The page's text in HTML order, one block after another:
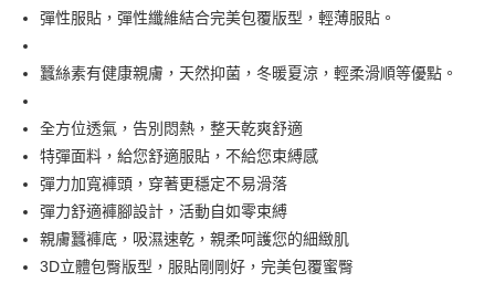
相關說明
2.付款方式選擇「大哥付你分期」，訂單成立後會自動跳轉到大哥付的交易
3.實際核准額度、可分期數及費用金額請依後續交易確認頁面所載為準。
4.訂單成立30分鐘內，如未前往確認交易或遇審核未通過，訂單將自動取
消。如遇「轉專審核」未通過狀況，表示未達大哥付你分期系統評分，恕無
法說明評估內容。
【繳款方式說明】
1.分期款項不併入電信帳單，「大哥付你分期」於每月結算日後寄送繳費提
2.透過簡訊連結打開帳單後，可選擇「超商條碼／台灣大直營門市／銀行轉
AFTEE先享後付
相關說明
【關於「AFTEE先享後付」】
AFTEE先享後付是「在收到商品之後才付款」的支付方式。 讓您購物簡單
１．簡單：不需註冊會員、不需綁卡、不需儲值。
２．便利：只要手機號碼，簡訊認證，即可結帳。
３．安心：先確認商品／服務後，再付款。
【「AFTEE先享後付」結帳流程】
１．於結帳方式選擇「AFTEE先享後付」後，將跳轉至「AFTEE先享後付」
Hami Point
相關說明
會員帳號後，即可在購物車使用 Hami Point 折抵消費金額 (1點等於1元)。
ATM付款
貨到付款
彈性服貼，彈性纖維結合完美包覆版型，輕薄服貼。
蠶絲素有健康親膚，天然抑菌，冬暖夏涼，輕柔滑順等優點。
全方位透氣，告別悶熱，整天乾爽舒適
特彈面料，給您舒適服貼，不給您束縛感
彈力加寬褲頭，穿著更穩定不易滑落
彈力舒適褲腳設計，活動自如零束縛
親膚蠶褲底，吸濕速乾，親柔呵護您的細緻肌
3D立體包臀版型，服貼剛剛好，完美包覆蜜臀